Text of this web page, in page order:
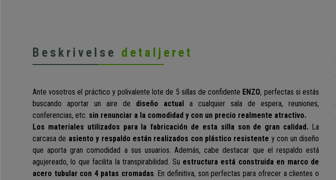
Beskrivelse detaljeret
Ante vosotros el práctico y polivalente lote de 5 sillas de confidente ENZO, perfectas si estás
buscando aportar un aire de diseño actual a cualquier sala de espera, reuniones,
conferencias, etc. sin renunciar a la comodidad y con un precio realmente atractivo.
Los materiales utilizados para la fabricación de esta silla son de gran calidad. La
carcasa de asiento y respaldo están realizados con plástico resistente y con un diseño
que aporta gran comodidad a sus usuarios. Además, cabe destacar que el respaldo está
agujereado, lo que facilita la transpirabilidad. Su estructura está construida en marco de
acero tubular con 4 patas cromadas. En definitiva, son perfectas para ofrecer a clientes o